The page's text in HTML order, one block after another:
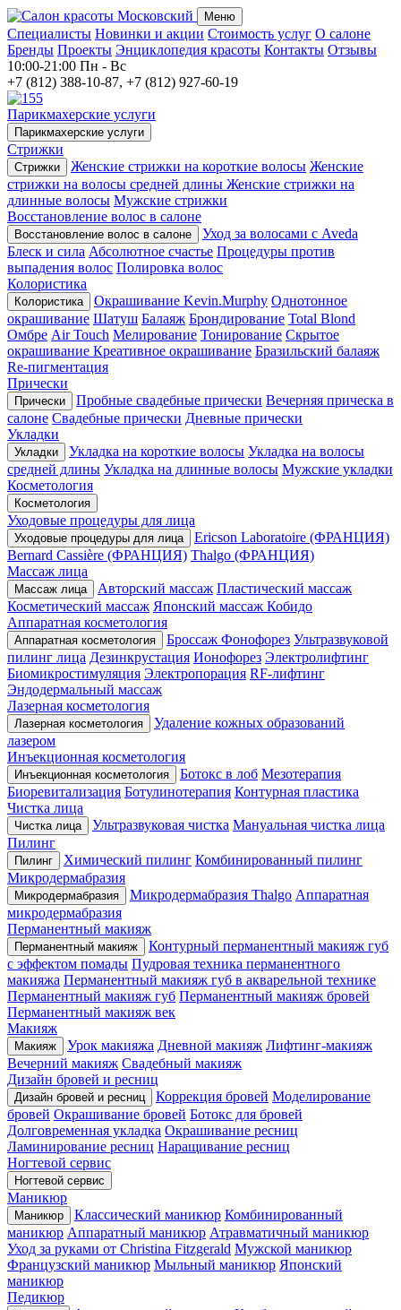
Меню
Специалисты Новинки и акции Стоимость услуг О салоне
Бренды Проекты Энциклопедия красоты Контакты Отзывы
10:00-21:00 Пн - Вс
+7 (812) 388-10-87, +7 (812) 927-60-19
Парикмахерские услуги
Парикмахерские услуги
Стрижки
Стрижки Женские стрижки на короткие волосы Женские
стрижки на волосы средней длины Женские стрижки на
длинные волосы Мужские стрижки
Восстановление волос в салоне
Восстановление волос в салоне
Уход за волосами с Aveda
Блеск и сила Абсолютное счастье Процедуры против
выпадения волос Полировка волос
Колористика
Колористика Окрашивание Kevin.Murphy Однотонное
окрашивание Шатуш Балаяж Брондирование Total Blond
Омбре Air Touch Мелирование Тонирование Скрытое
окрашивание Креативное окрашивание Бразильский балаяж
Re-пигментация
Прически
Прически Пробные свадебные прически Вечерняя прическа в
салоне Свадебные прически Дневные прически
Укладки
Укладки Укладка на короткие волосы Укладка на волосы
средней длины Укладка на длинные волосы Мужские укладки
Косметология
Косметология
Уходовые процедуры для лица
Уходовые процедуры для лица
Ericson Laboratoire (ФРАНЦИЯ)
Bernard Cassière (ФРАНЦИЯ) Thalgo (ФРАНЦИЯ)
Массаж лица
Массаж лица Авторский массаж Пластический массаж
Косметический массаж Японский массаж Кобидо
Аппаратная косметология
Аппаратная косметология Броссаж Фонофорез Ультразвуковой
пилинг лица Дезинкрустация Ионофорез Электролифтинг
Биомикростимуляция Электропорация RF-лифтинг
Эндодермальный массаж
Лазерная косметология
Лазерная косметология
Удаление кожных образований
лазером
Инъекционная косметология
Инъекционная косметология Ботокс в лоб Мезотерапия
Биоревитализация Ботулинотерапия Контурная пластика
Чистка лица
Чистка лица Ультразвуковая чистка Мануальная чистка лица
Пилинг
Пилинг Химический пилинг Комбинированный пилинг
Микродермабразия
Микродермабразия Микродермабразия Thalgo Аппаратная
микродермабразия
Перманентный макияж
Перманентный макияж
Контурный перманентный макияж губ
с эффектом помады Пудровая техника перманентного
макияжа Перманентный макияж губ в акварельной технике
Перманентный макияж губ Перманентный макияж бровей
Перманентный макияж век
Макияж
Макияж Урок макияжа Дневной макияж Лифтинг-макияж
Вечерний макияж Свадебный макияж
Дизайн бровей и ресниц
Дизайн бровей и ресниц Коррекция бровей Моделирование
бровей Окрашивание бровей Ботокс для бровей
Долговременная укладка Окрашивание ресниц
Ламинирование ресниц Наращивание ресниц
Ногтевой сервис
Ногтевой сервис
Маникюр
Маникюр Классический маникюр Комбинированный
маникюр Аппаратный маникюр Атравматичный маникюр
Уход за руками от Christina Fitzgerald Мужской маникюр
Французский маникюр Мыльный маникюр Японский
маникюр
Педикюр